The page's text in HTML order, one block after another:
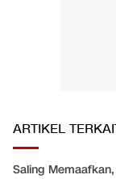
ARTIKEL
Saling